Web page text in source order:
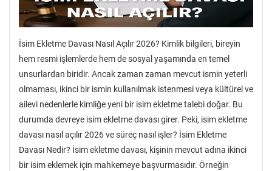
İsim Ekletme Davası Nasıl Açılır 2026? Kimlik bilgileri, bireyin
hem resmi işlemlerde hem de sosyal yaşamında en temel
unsurlardan biridir. Ancak zaman zaman mevcut ismin yeterli
olmaması, ikinci bir ismin kullanılmak istenmesi veya kültürel ve
ailevi nedenlerle kimliğe yeni bir isim ekletme talebi doğar. Bu
durumda devreye isim ekletme davası girer. Peki, isim ekletme
davası nasıl açılır 2026 ve süreç nasıl işler? İsim Ekletme
Davası Nedir? İsim ekletme davası, kişinin mevcut adına ikinci
bir isim eklemek için mahkemeye başvurmasıdır. Örneğin